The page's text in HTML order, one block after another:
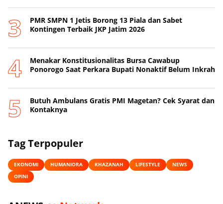
PMR SMPN 1 Jetis Borong 13 Piala dan Sabet
Kontingen Terbaik JKP Jatim 2026
Menakar Konstitusionalitas Bursa Cawabup
Ponorogo Saat Perkara Bupati Nonaktif Belum Inkrah
Butuh Ambulans Gratis PMI Magetan? Cek Syarat dan
Kontaknya
Tag Terpopuler
EKONOMI HUMANIORA KHAZANAH LIFESTYLE
NEWS
OPINI